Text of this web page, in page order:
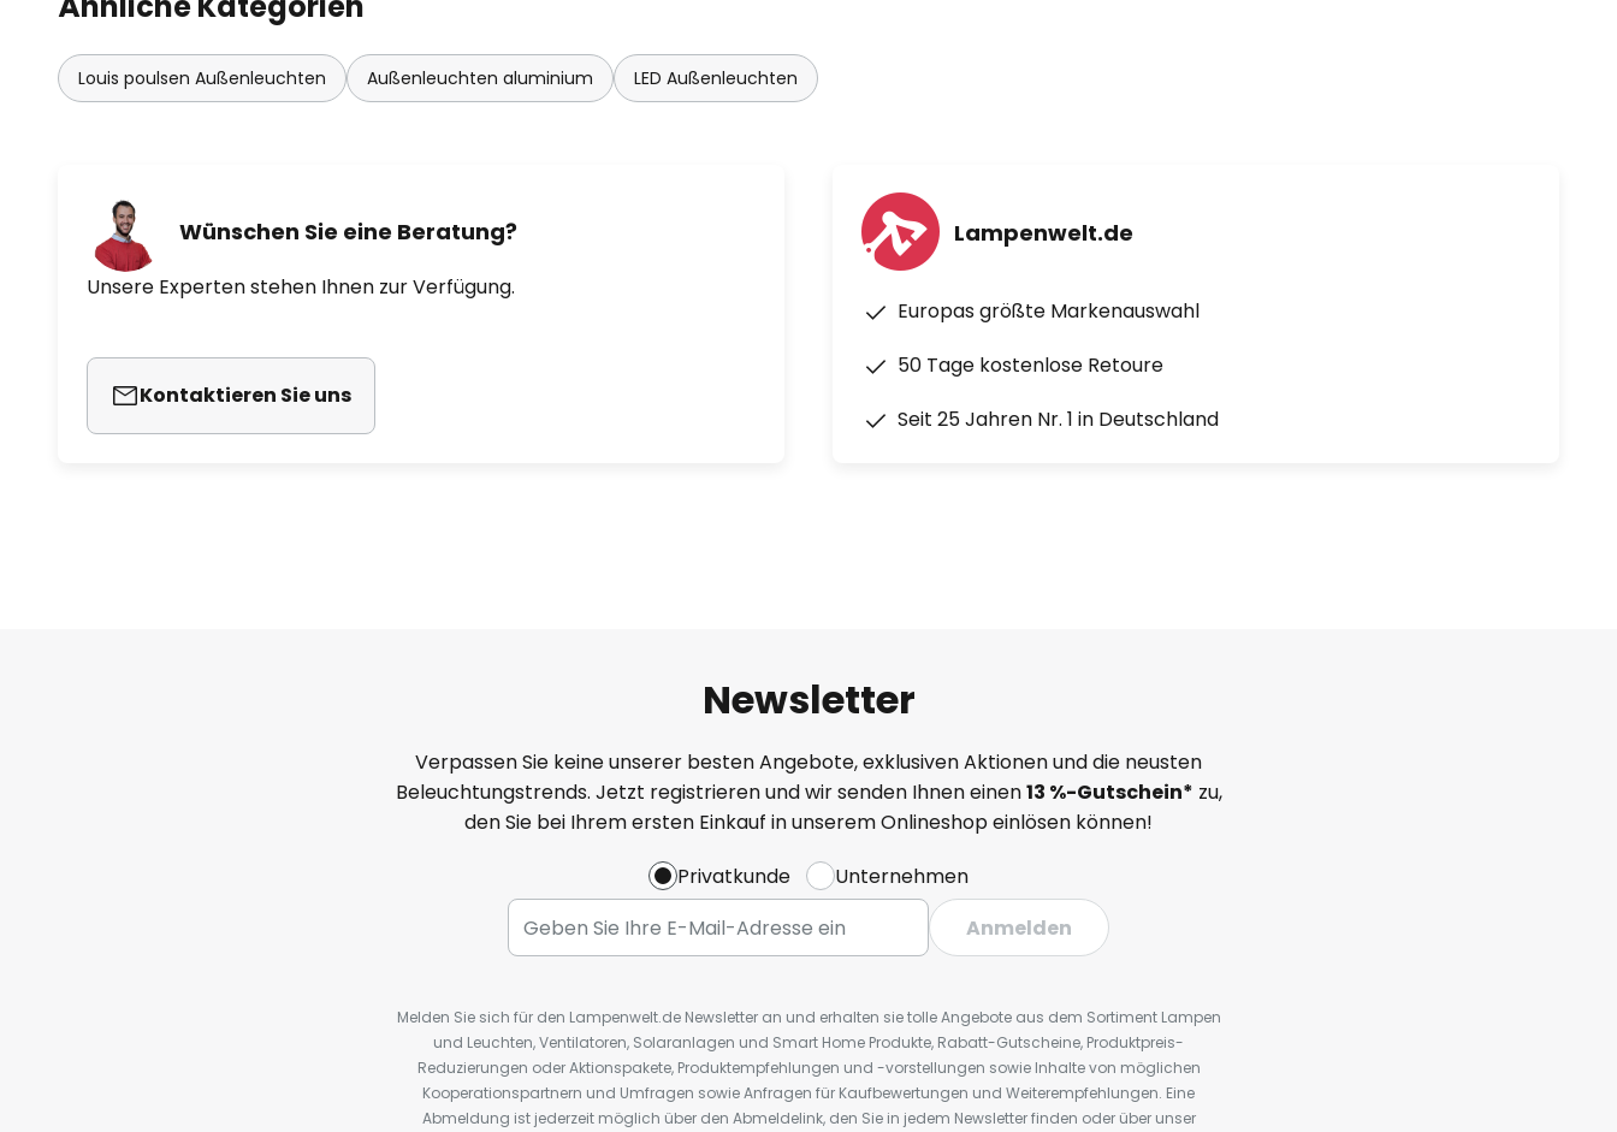
kommt überall gut an.
Bitte beachten: Hierbei handelt es sich um eine Zusatz-Leuchte,
die mit einer Flindt-Version mit Adapter arrangiert werden
Louis poulsen Außenleuchten Außenleuchten aluminium LED Außenleuchten
Wünschen Sie eine Beratung?
Unsere Experten stehen Ihnen zur Verfügung.
Kontaktieren Sie uns
Lampenwelt.de
Europas größte Markenauswahl
50 Tage kostenlose Retoure
Seit 25 Jahren Nr. 1 in Deutschland
Newsletter
Verpassen Sie keine unserer besten Angebote, exklusiven Aktionen und die neusten
Beleuchtungstrends. Jetzt registrieren und wir senden Ihnen einen13 %-Gutschein* zu,
den Sie bei Ihrem ersten Einkauf in unserem Onlineshop einlösen können!
Privatkunde
Unternehmen
Anmelden
Melden Sie sich für den Lampenwelt.de Newsletter an und erhalten sie tolle Angebote aus dem Sortiment Lampen
und Leuchten, Ventilatoren, Solaranlagen und Smart Home Produkte, Rabatt-Gutscheine, Produktpreis-
Reduzierungen oder Aktionspakete, Produktempfehlungen und -vorstellungen sowie Inhalte von möglichen
Kooperationspartnern und Umfragen sowie Anfragen für Kaufbewertungen und Weiterempfehlungen. Eine
Abmeldung ist jederzeit möglich über den Abmeldelink, den Sie in jedem Newsletter finden oder über unser